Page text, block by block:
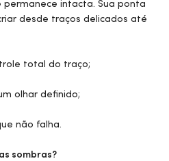
intacta. Sua ponta
desde traços delicados até
total do traço;
olhar definido;
não falha.
sombras?